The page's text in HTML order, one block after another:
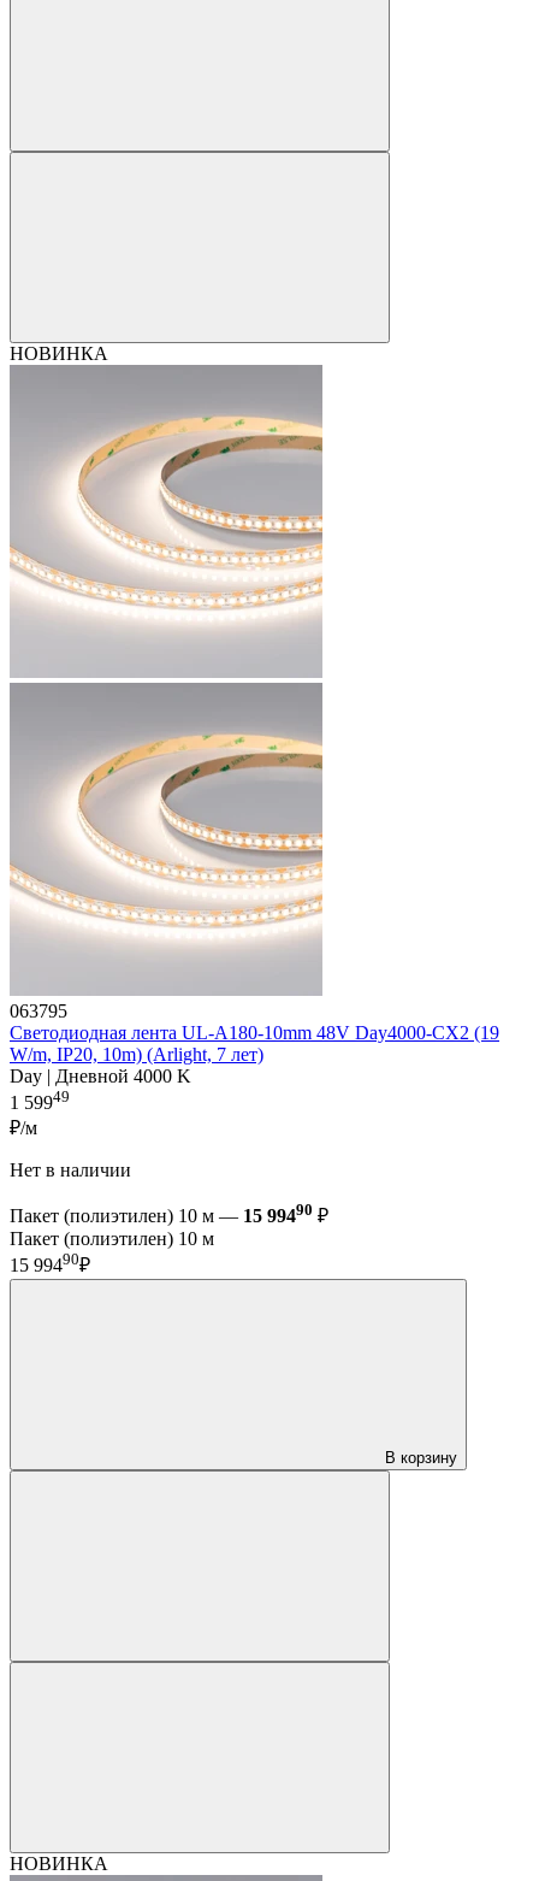
НОВИНКА
063795
Светодиодная лента UL-A180-10mm 48V Day4000-CX2 (19
W/m, IP20, 10m) (Arlight, 7 лет)
Day | Дневной 4000 K
1 59949
₽/м
Нет в наличии
Пакет (полиэтилен) 10 м — 15 99490 ₽
Пакет (полиэтилен) 10 м
15 99490₽
В корзину
НОВИНКА